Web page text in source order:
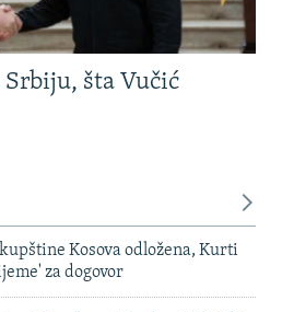
šta Vučić
Kosova odložena, Kurti
za dogovor